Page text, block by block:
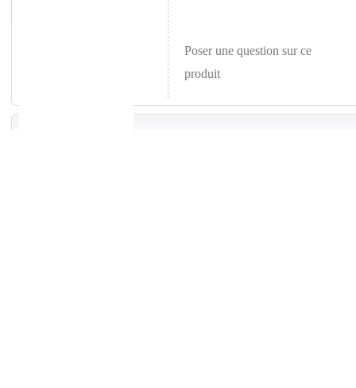
Poser une question sur ce
produit